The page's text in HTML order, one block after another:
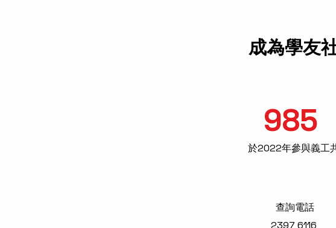
985
於2022年參與義工
成為學友
​查詢電話
2397 6116